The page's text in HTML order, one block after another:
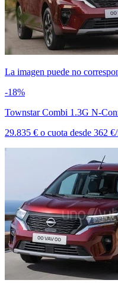
La imagen puede no
-18%
Townstar Combi 1.3G N-
29.835 € o cuota desde 362